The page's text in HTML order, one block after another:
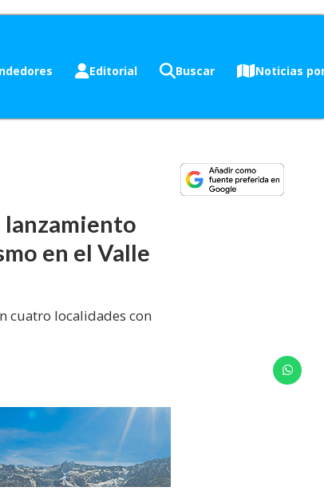
Editorial Buscar Noticias
lanzamiento
en el Valle
cuatro localidades con